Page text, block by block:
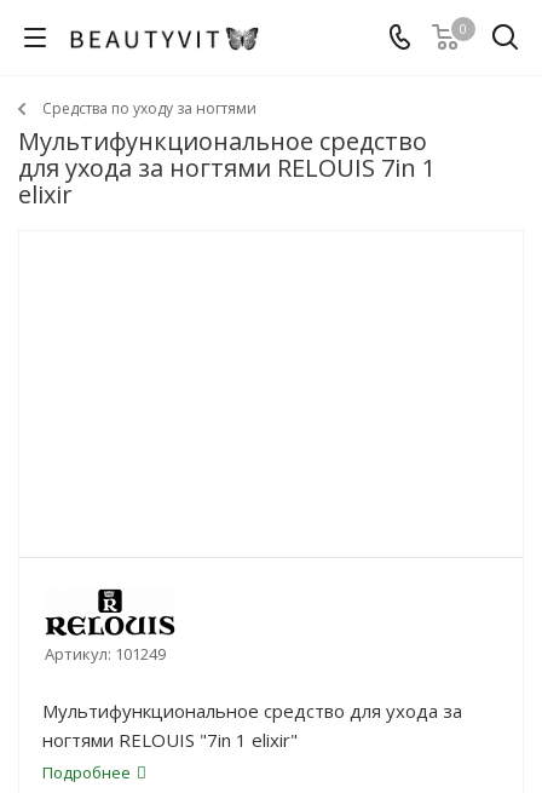
0
Средства по уходу за ногтями
Мультифункциональное средство
для ухода за ногтями RELOUIS 7in 1
elixir
Артикул: 101249
Мультифункциональное средство для ухода за
ногтями RELOUIS "7in 1 elixir"
Подробнее